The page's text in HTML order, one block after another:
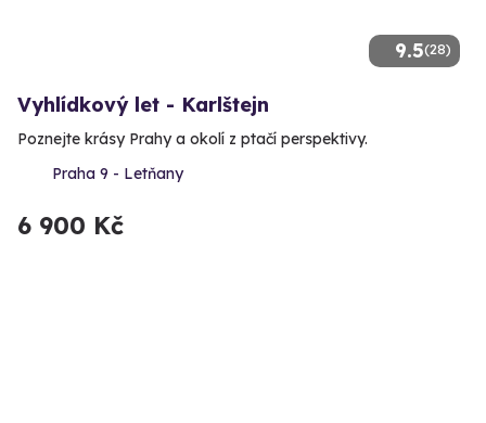
9.5(28)
Vyhlídkový let - Karlštejn
Poznejte krásy Prahy a okolí z ptačí perspektivy.
Praha 9 - Letňany
6 900 Kč